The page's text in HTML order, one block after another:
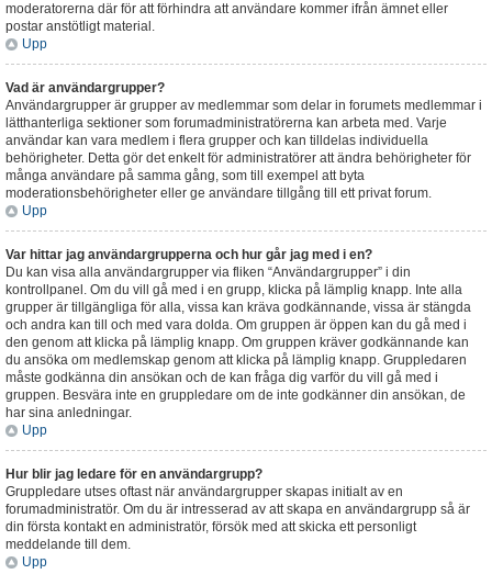
moderatorerna där för att förhindra att användare kommer ifrån ämnet eller
postar anstötligt material.
Upp
Vad är användargrupper?
Användargrupper är grupper av medlemmar som delar in forumets medlemmar i
lätthanterliga sektioner som forumadministratörerna kan arbeta med. Varje
användar kan vara medlem i flera grupper och kan tilldelas individuella
behörigheter. Detta gör det enkelt för administratörer att ändra behörigheter för
många användare på samma gång, som till exempel att byta
moderationsbehörigheter eller ge användare tillgång till ett privat forum.
Upp
Var hittar jag användargrupperna och hur går jag med i en?
Du kan visa alla användargrupper via fliken “Användargrupper” i din
kontrollpanel. Om du vill gå med i en grupp, klicka på lämplig knapp. Inte alla
grupper är tillgängliga för alla, vissa kan kräva godkännande, vissa är stängda
och andra kan till och med vara dolda. Om gruppen är öppen kan du gå med i
den genom att klicka på lämplig knapp. Om gruppen kräver godkännande kan
du ansöka om medlemskap genom att klicka på lämplig knapp. Gruppledaren
måste godkänna din ansökan och de kan fråga dig varför du vill gå med i
gruppen. Besvära inte en gruppledare om de inte godkänner din ansökan, de
har sina anledningar.
Upp
Hur blir jag ledare för en användargrupp?
Gruppledare utses oftast när användargrupper skapas initialt av en
forumadministratör. Om du är intresserad av att skapa en användargrupp så är
din första kontakt en administratör, försök med att skicka ett personligt
meddelande till dem.
Upp